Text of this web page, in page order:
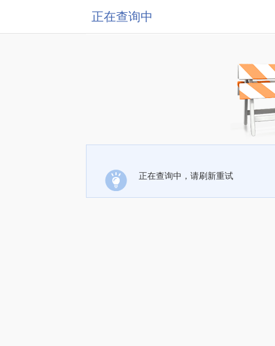
正在查询中
正在查询中，请刷新重试